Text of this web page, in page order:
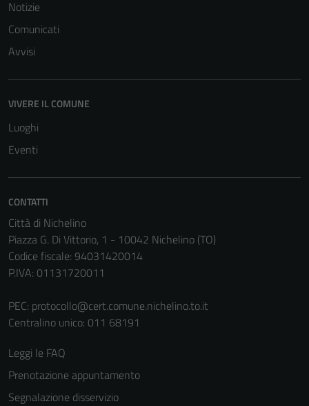
Notizie
Comunicati
Avvisi
VIVERE IL COMUNE
Luoghi
Eventi
CONTATTI
Città di Nichelino
Piazza G. Di Vittorio, 1 - 10042 Nichelino (TO)
Codice fiscale: 94031420014
P.IVA: 01131720011
PEC: protocollo@cert.comune.nichelino.to.it
Centralino unico: 011 68191
Leggi le FAQ
Prenotazione appuntamento
Segnalazione disservizio
Questi cookie